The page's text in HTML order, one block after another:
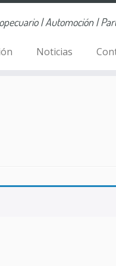
| Automoción |
Noticias